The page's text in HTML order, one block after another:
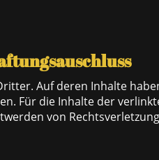
Auf deren Inhalte
Für die Inhalte der
von